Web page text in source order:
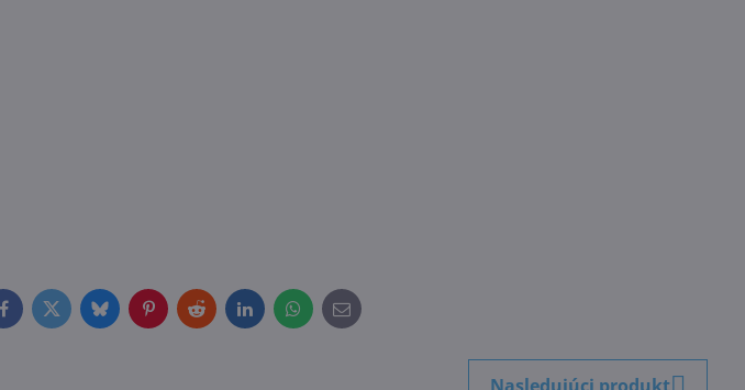
FacebookTwitterBlueskyPinterestRedditLinkedInWhatsApp
E-
mail